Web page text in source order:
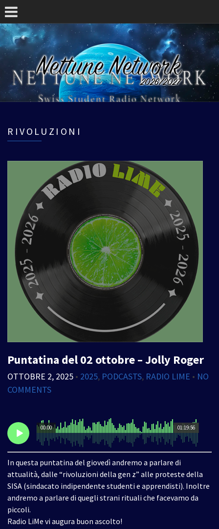
RIVOLUZIONI
Puntatina del 02 ottobre – Jolly Roger
OTTOBRE 2, 2025 • 2025, PODCASTS, RADIO LIME • NO
COMMENTS
01:19:56
00:00
In questa puntatina del giovedì andremo a parlare di
attualità, dalle “rivoluzioni della gen z” alle proteste della
SISA (sindacato indipendente studenti e apprendisti). Inoltre
andremo a parlare di quegli strani rituali che facevamo da
piccoli.
Radio LiMe vi augura buon ascolto!